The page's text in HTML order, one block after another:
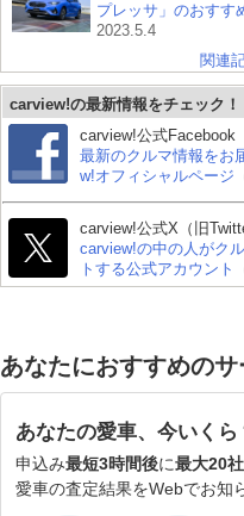
トヨタ ヤリス
プレッサ」のおすす
2023.5.4
関連
carview!の最新情報をチェック！
carview!公式Facebook
最新のクルマ情報をお
w!オフィシャルページ
carview!公式X（旧
carview!の中の人がク
トする公式アカウント
あなたにおすすめのサ
あなたの愛車、今いくら
申込み最短3時間後に最大20社
愛車の査定結果をWebでお知